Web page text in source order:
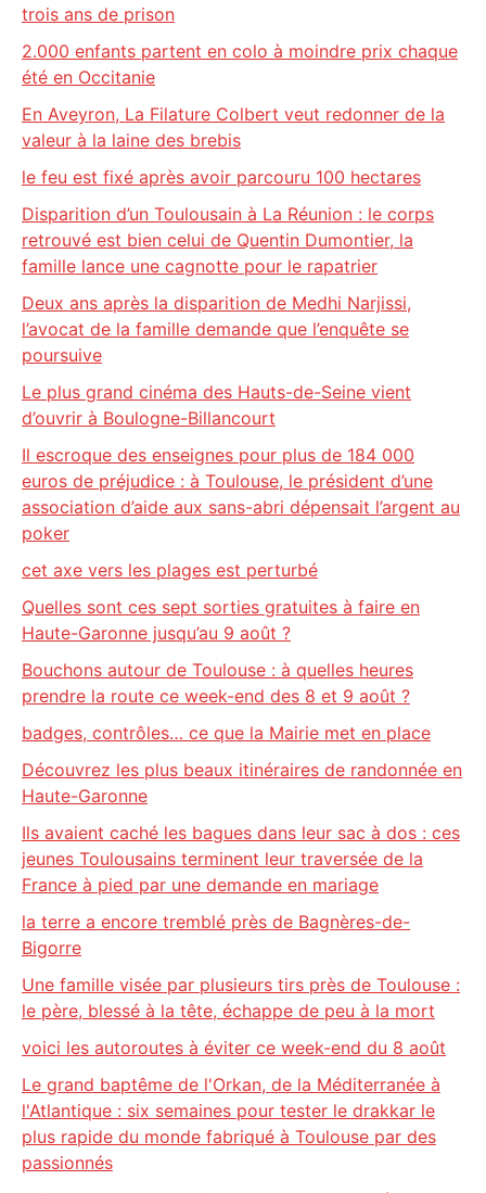
trois ans de prison
2.000 enfants partent en colo à moindre prix chaque
été en Occitanie
En Aveyron, La Filature Colbert veut redonner de la
valeur à la laine des brebis
le feu est fixé après avoir parcouru 100 hectares
Disparition d’un Toulousain à La Réunion : le corps
retrouvé est bien celui de Quentin Dumontier, la
famille lance une cagnotte pour le rapatrier
Deux ans après la disparition de Medhi Narjissi,
l’avocat de la famille demande que l’enquête se
poursuive
Le plus grand cinéma des Hauts-de-Seine vient
d’ouvrir à Boulogne-Billancourt
Il escroque des enseignes pour plus de 184 000
euros de préjudice : à Toulouse, le président d’une
association d’aide aux sans-abri dépensait l’argent au
poker
cet axe vers les plages est perturbé
Quelles sont ces sept sorties gratuites à faire en
Haute-Garonne jusqu’au 9 août ?
Bouchons autour de Toulouse : à quelles heures
prendre la route ce week-end des 8 et 9 août ?
badges, contrôles… ce que la Mairie met en place
Découvrez les plus beaux itinéraires de randonnée en
Haute-Garonne
Ils avaient caché les bagues dans leur sac à dos : ces
jeunes Toulousains terminent leur traversée de la
France à pied par une demande en mariage
la terre a encore tremblé près de Bagnères-de-
Bigorre
Une famille visée par plusieurs tirs près de Toulouse :
le père, blessé à la tête, échappe de peu à la mort
voici les autoroutes à éviter ce week-end du 8 août
Le grand baptême de l'Orkan, de la Méditerranée à
l'Atlantique : six semaines pour tester le drakkar le
plus rapide du monde fabriqué à Toulouse par des
passionnés